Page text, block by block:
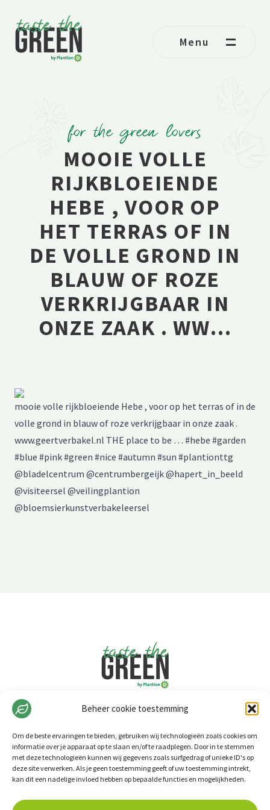
Beheer cookie toestemming
Om de beste ervaringen te bieden, gebruiken wij technologieën zoals cookies om
informatie over je apparaat op te slaan en/of te raadplegen. Door in te stemmen
met deze technologieën kunnen wij gegevens zoals surfgedrag of unieke ID's op
deze site verwerken. Als je geen toestemming geeft of uw toestemming intrekt,
kan dit een nadelige invloed hebben op bepaalde functies en mogelijkheden.
Menu
for the green lovers
MOOIE VOLLE
RIJKBLOEIENDE
HEBE , VOOR OP
HET TERRAS OF IN
DE VOLLE GROND IN
BLAUW OF ROZE
VERKRIJGBAAR IN
ONZE ZAAK . WW…
mooie volle rijkbloeiende Hebe , voor op het terras of in de
volle grond in blauw of roze verkrijgbaar in onze zaak .
www.geertverbakel.nl THE place to be … #hebe #garden
#blue #pink #green #nice #autumn #sun #plantionttg
@bladelcentrum @centrumbergeijk @hapert_in_beeld
@visiteersel @veilingplantion
@bloemsierkunstverbakeleersel
Cookiebeleid